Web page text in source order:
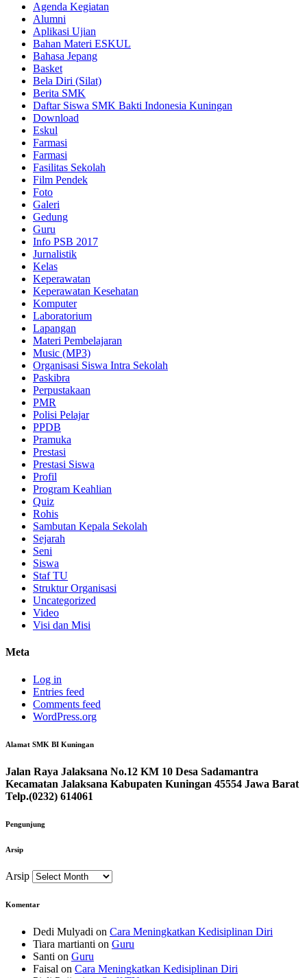
Agenda Kegiatan
Alumni
Aplikasi Ujian
Bahan Materi ESKUL
Bahasa Jepang
Basket
Bela Diri (Silat)
Berita SMK
Daftar Siswa SMK Bakti Indonesia Kuningan
Download
Eskul
Farmasi
Farmasi
Fasilitas Sekolah
Film Pendek
Foto
Galeri
Gedung
Guru
Info PSB 2017
Jurnalistik
Kelas
Keperawatan
Keperawatan Kesehatan
Komputer
Laboratorium
Lapangan
Materi Pembelajaran
Music (MP3)
Organisasi Siswa Intra Sekolah
Paskibra
Perpustakaan
PMR
Polisi Pelajar
PPDB
Pramuka
Prestasi
Prestasi Siswa
Profil
Program Keahlian
Quiz
Rohis
Sambutan Kepala Sekolah
Sejarah
Seni
Siswa
Staf TU
Struktur Organisasi
Uncategorized
Video
Visi dan Misi
Meta
Log in
Entries feed
Comments feed
WordPress.org
Alamat SMK BI Kuningan
Jalan Raya Jalaksana No.12 KM 10 Desa Sadamantra
Kecamatan Jalaksana Kabupaten Kuningan 45554 Jawa Barat
Telp.(0232) 614061
Pengunjung
Arsip
Arsip
Komentar
Dedi Mulyadi on Cara Meningkatkan Kedisiplinan Diri
Tiara martianti on Guru
Santi on Guru
Faisal on Cara Meningkatkan Kedisiplinan Diri